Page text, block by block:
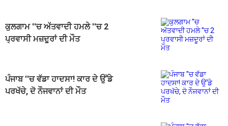
ਕੁਲਗਾਮ ''ਚ ਅੱਤਵਾਦੀ ਹਮਲੇ ''ਚ 2
ਪ੍ਰਵਾਸੀ ਮਜ਼ਦੂਰਾਂ ਦੀ ਮੌਤ
ਪੰਜਾਬ ''ਚ ਵੱਡਾ ਹਾਦਸਾ! ਕਾਰ ਦੇ ਉੱਡੇ
ਪਰਖੱਚੇ, ਦੋ ਨੌਜਵਾਨਾਂ ਦੀ ਮੌਤ